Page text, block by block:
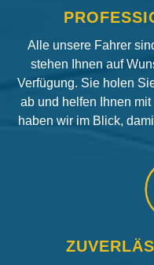
Alle unsere Fahrer
stehen Ihnen auf
Verfügung. Sie holen
ab und helfen Ihnen
haben wir im Blick,